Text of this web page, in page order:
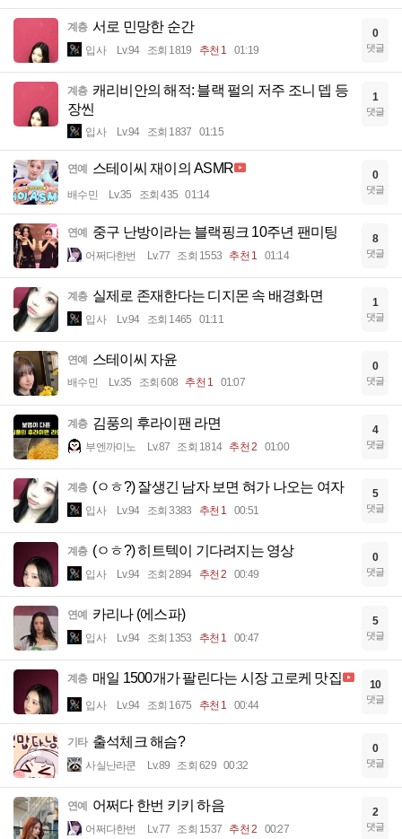
계층 서로 민망한 순간
입사 Lv.94 조회 1819 추천 1 01:19
0
댓글
계층 캐리비안의 해적: 블랙 펄의 저주 조니 뎁 등
장씬
입사 Lv.94 조회 1837 01:15
1
댓글
연예 스테이씨 재이의 ASMR
배수민 Lv.35 조회 435 01:14
0
댓글
연예 중구 난방이라는 블랙핑크 10주년 팬미팅
어쩌다한번 Lv.77 조회 1553 추천 1 01:14
8
댓글
계층 실제로 존재한다는 디지몬 속 배경화면
입사 Lv.94 조회 1465 01:11
1
댓글
연예 스테이씨 자윤
배수민 Lv.35 조회 608 추천 1 01:07
0
댓글
계층 김풍의 후라이팬 라면
부엔까미노 Lv.87 조회 1814 추천 2 01:00
4
댓글
계층 (ㅇㅎ?) 잘생긴 남자 보면 혀가 나오는 여자
입사 Lv.94 조회 3383 추천 1 00:51
5
댓글
계층 (ㅇㅎ?) 히트텍이 기다려지는 영상
입사 Lv.94 조회 2894 추천 2 00:49
0
댓글
연예 카리나 (에스파)
입사 Lv.94 조회 1353 추천 1 00:47
5
댓글
계층 매일 1500개가 팔린다는 시장 고로케 맛집
입사 Lv.94 조회 1675 추천 1 00:44
10
댓글
기타 출석체크 해슴?
사실난라쿤 Lv.89 조회 629 00:32
0
댓글
연예 어쩌다 한번 키키 하음
어쩌다한번 Lv.77 조회 1537 추천 2 00:27
2
댓글